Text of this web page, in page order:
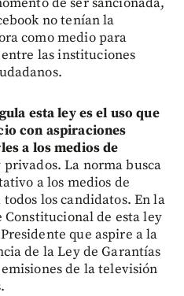
no tenían la
como medio para
las instituciones
esta ley es el uso que
con aspiraciones
a los medios de
La norma busca
a los medios de
los candidatos. En la
de esta ley
que aspire a la
de la Ley de Garantías
de la televisión